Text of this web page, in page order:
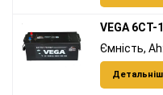
VEGA 6СТ-
Ємність, Ah: